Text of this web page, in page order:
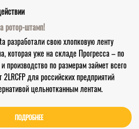
ротор-штамп!
разработали свою хлопковую ленту
которая уже на складе Прогресса – по
производство по размерам займет всего
для российских предприятий
цельнотканным лентам.
ПОДРОБНЕЕ